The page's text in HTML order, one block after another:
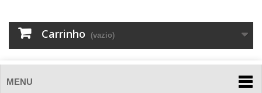
Carrinho (vazio)
MENU